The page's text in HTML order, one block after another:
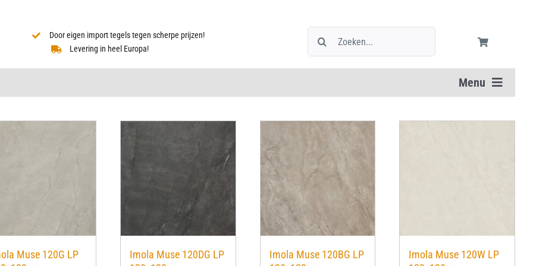
Door eigen import tegels tegen scherpe prijzen!
Levering in heel Europa!
Zoeken
naar:
Menu
Muse 120G LP
Imola Muse 120DG LP
Imola Muse 120BG LP
Imola Muse 120W LP